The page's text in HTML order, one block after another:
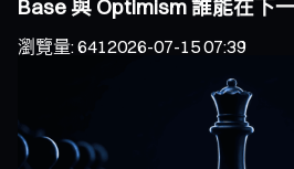
Base 與 Optimism 誰能在下
瀏覽量:6412026-07-15 07:39